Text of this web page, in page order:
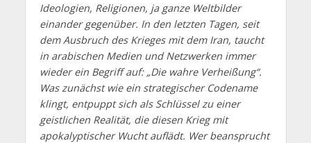
Ideologien, Religionen, ja ganze Weltbilder
einander gegenüber. In den letzten Tagen, seit
dem Ausbruch des Krieges mit dem Iran, taucht
in arabischen Medien und Netzwerken immer
wieder ein Begriff auf: „Die wahre Verheißung“.
Was zunächst wie ein strategischer Codename
klingt, entpuppt sich als Schlüssel zu einer
geistlichen Realität, die diesen Krieg mit
apokalyptischer Wucht auflädt. Wer beansprucht